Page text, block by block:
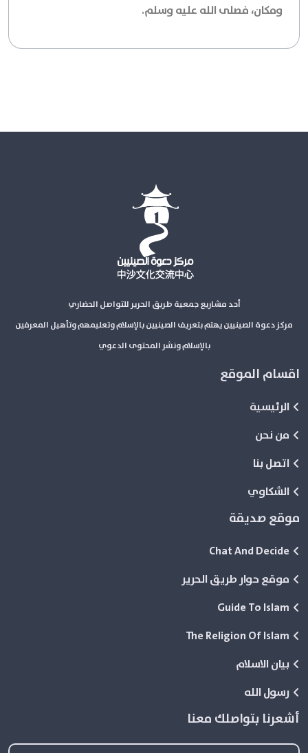
ومكان، فصلى الله عليه وسلم.
أحد مشاريع جمعية طريق الحرير للتواصل الحضاري
مركز دعوة الصينيين يهتم بتعريف الصينيين بالإسلام وتعليمهم وتأهيل المعرفين
بالإسلام ونشر المحتوى الدعوي
اقسام الموقع
الرئيسية
من نحن
اتصل بنا
الشكاوي
موقع صديقة
Chat And Decide
موقع حوار طريق الحرير
Guide To Islam
The Religion Of Islam
بيان الاسلام
رسول الله
أشعرنا بتواصلك معنا